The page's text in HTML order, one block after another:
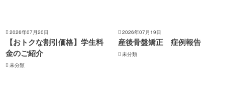
2026年07月20日
【おトクな割引価格】学生料
金のご紹介
未分類
2026年07月19日
産後骨盤矯正 症例報告
未分類